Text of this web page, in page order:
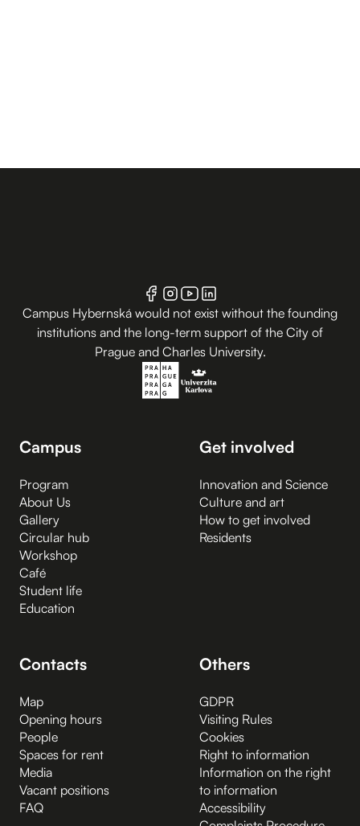
Campus Hybernská would not exist without the founding
institutions and the long-term support of the City of
Prague and Charles University.
Campus
Program
About Us
Gallery
Circular hub
Workshop
Café
Student life
Education
Get involved
Innovation and Science
Culture and art
How to get involved
Residents
Contacts
Map
Opening hours
People
Spaces for rent
Media
Vacant positions
FAQ
Others
GDPR
Visiting Rules
Cookies
Right to information
Information on the right
to information
Accessibility